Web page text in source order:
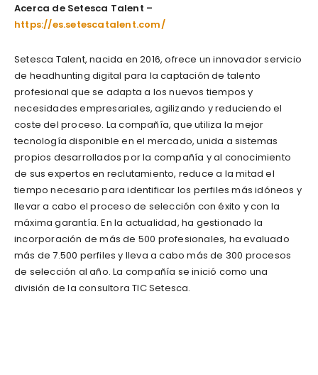
Acerca de Setesca Talent –
https://es.setescatalent.com/
Setesca Talent, nacida en 2016, ofrece un innovador servicio
de headhunting digital para la captación de talento
profesional que se adapta a los nuevos tiempos y
necesidades empresariales, agilizando y reduciendo el
coste del proceso. La compañía, que utiliza la mejor
tecnología disponible en el mercado, unida a sistemas
propios desarrollados por la compañía y al conocimiento
de sus expertos en reclutamiento, reduce a la mitad el
tiempo necesario para identificar los perfiles más idóneos y
llevar a cabo el proceso de selección con éxito y con la
máxima garantía. En la actualidad, ha gestionado la
incorporación de más de 500 profesionales, ha evaluado
más de 7.500 perfiles y lleva a cabo más de 300 procesos
de selección al año. La compañía se inició como una
división de la consultora TIC Setesca.